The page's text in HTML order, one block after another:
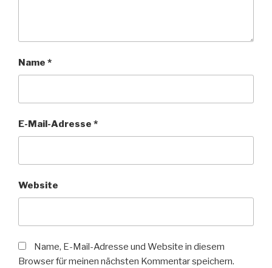
Name *
E-Mail-Adresse *
Website
Name, E-Mail-Adresse und Website in diesem
Browser für meinen nächsten Kommentar speichern.